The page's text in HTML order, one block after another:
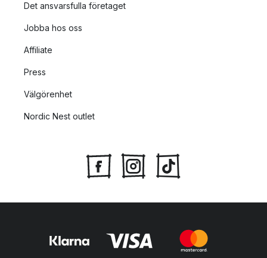
Det ansvarsfulla företaget
Jobba hos oss
Affiliate
Press
Välgörenhet
Nordic Nest outlet